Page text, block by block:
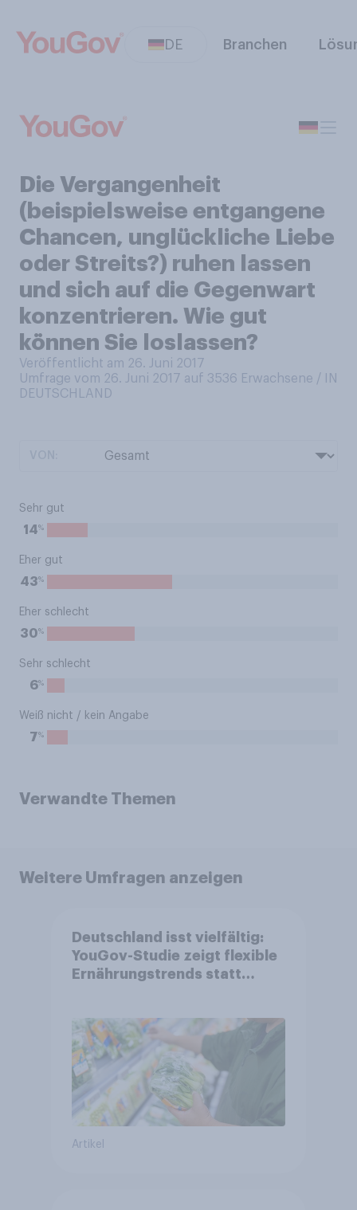
DE Branchen
Die Vergangenheit
(beispielsweise entgangene
Chancen, unglückliche Liebe
oder Streits?) ruhen lassen
und sich auf die Gegenwart
konzentrieren. Wie gut
können Sie loslassen?
Veröffentlicht am 26. Juni 2017
Umfrage vom 26. Juni 2017 auf 3536 Erwachsene / IN
DEUTSCHLAND
Sehr gut
14%
Eher gut
43%
Eher schlecht
30%
Sehr schlecht
6%
Weiß nicht / kein Angabe
7%
Verwandte Themen
Weitere Umfragen anzeigen
Deutschland isst vielfältig:
YouGov-Studie zeigt flexible
Ernährungstrends statt
Artikel